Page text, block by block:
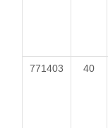
771403 40